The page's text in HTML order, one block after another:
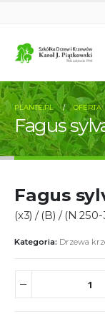
PLANTE.PL OFERTA
Fagus
Fagus
(x3) / (B) / (N
Kategoria: Drzewa